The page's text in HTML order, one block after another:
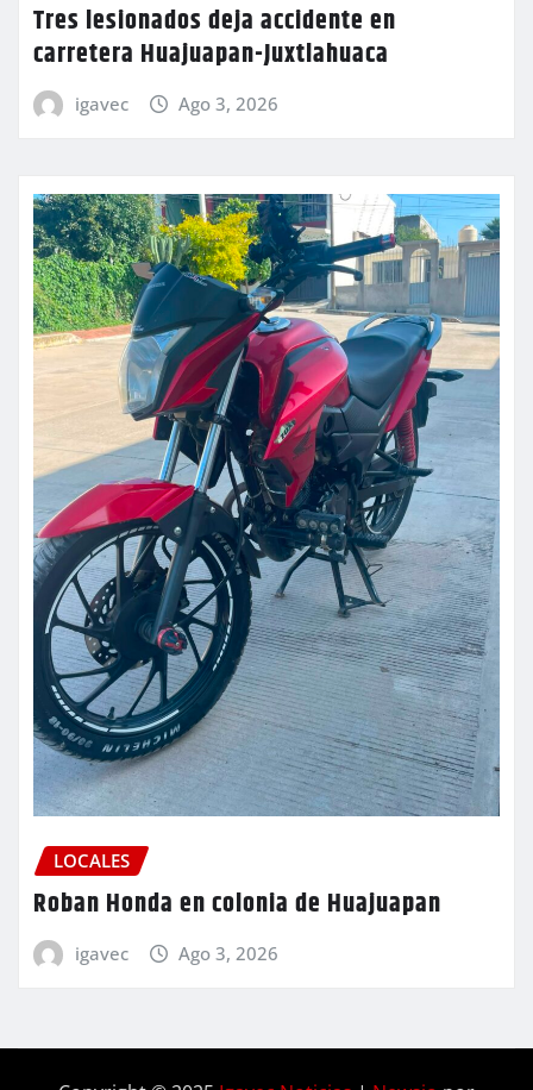
Tres lesionados deja accidente en
carretera Huajuapan-Juxtlahuaca
igavec Ago 3, 2026
LOCALES
Roban Honda en colonia de Huajuapan
igavec Ago 3, 2026